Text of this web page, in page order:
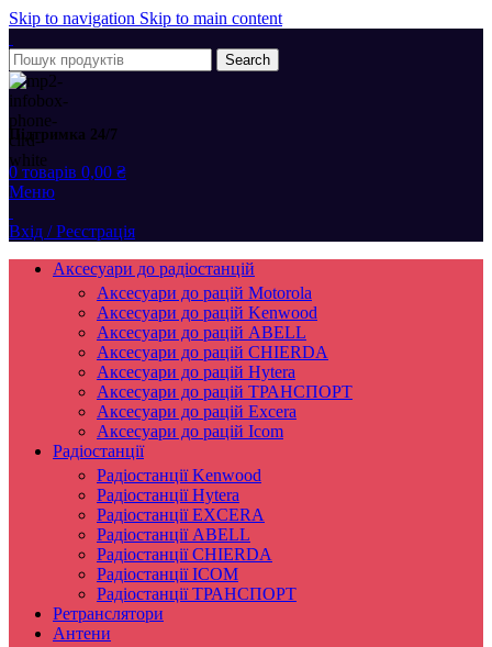
Skip to navigation Skip to main content
Search
Підтримка 24/7
0 товарів 0,00 ₴
Меню
Вхід / Реєстрація
Аксесуари до радіостанцій
Аксесуари до рацій Motorola
Аксесуари до рацій Kenwood
Аксесуари до рацій ABELL
Аксесуари до рацій CHIERDA
Аксесуари до рацій Hytera
Аксесуари до рацій ТРАНСПОРТ
Аксесуари до рацій Excera
Аксесуари до рацій Icom
Радіостанції
Радіостанції Kenwood
Радіостанції Hytera
Радіостанції EXCERA
Радіостанції ABELL
Радіостанції CHIERDA
Радіостанції ICOM
Радіостанції ТРАНСПОРТ
Ретранслятори
Антени